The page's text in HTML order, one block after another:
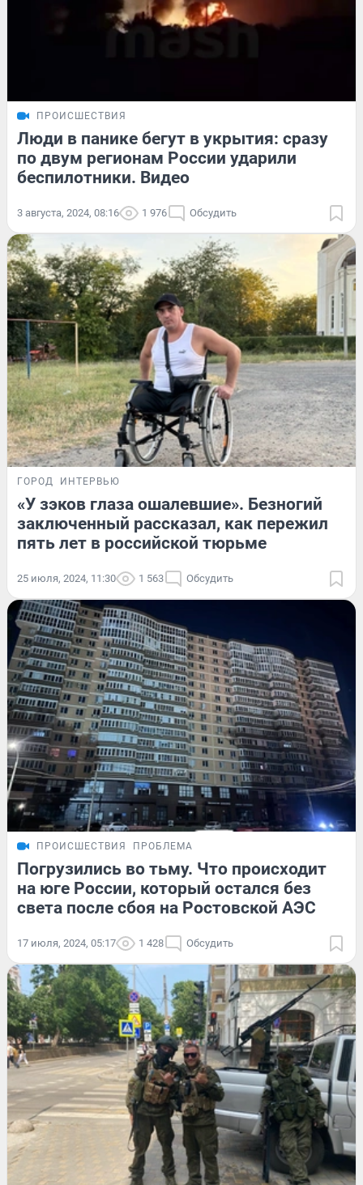
ПРОИСШЕСТВИЯ
Люди в панике бегут в укрытия: сразу
по двум регионам России ударили
беспилотники. Видео
3 августа, 2024, 08:16 1 976 Обсудить
ГОРОД ИНТЕРВЬЮ
«У зэков глаза ошалевшие». Безногий
заключенный рассказал, как пережил
пять лет в российской тюрьме
25 июля, 2024, 11:30 1 563 Обсудить
ПРОИСШЕСТВИЯ ПРОБЛЕМА
Погрузились во тьму. Что происходит
на юге России, который остался без
света после сбоя на Ростовской АЭС
17 июля, 2024, 05:17 1 428 Обсудить